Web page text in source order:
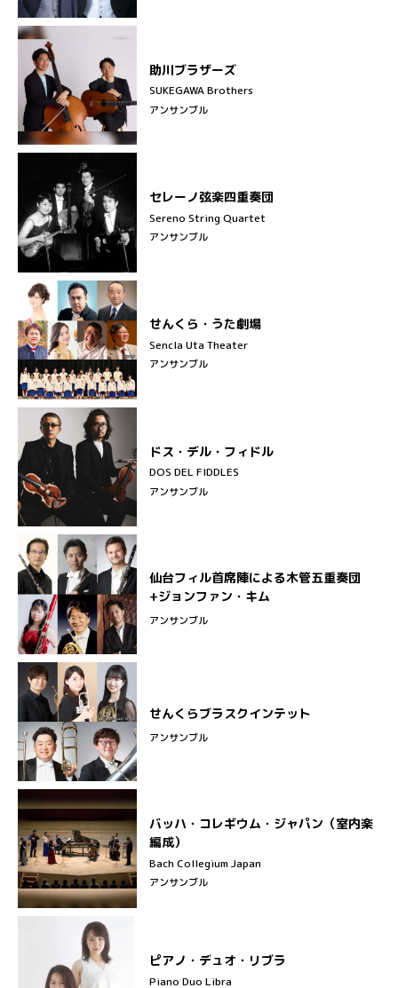
助川ブラザーズ
SUKEGAWA Brothers
アンサンブル
セレーノ弦楽四重奏団
Sereno String Quartet
アンサンブル
せんくら・うた劇場
Sencla Uta Theater
アンサンブル
ドス・デル・フィドル
DOS DEL FIDDLES
アンサンブル
仙台フィル首席陣による木管五重奏団
+ジョンファン・キム
アンサンブル
せんくらブラスクインテット
アンサンブル
バッハ・コレギウム・ジャパン（室内楽
編成）
Bach Collegium Japan
アンサンブル
ピアノ・デュオ・リブラ
Piano Duo Libra